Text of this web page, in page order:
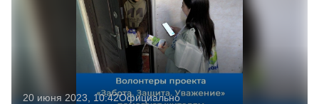
20 июня 2023, 10:42Официально